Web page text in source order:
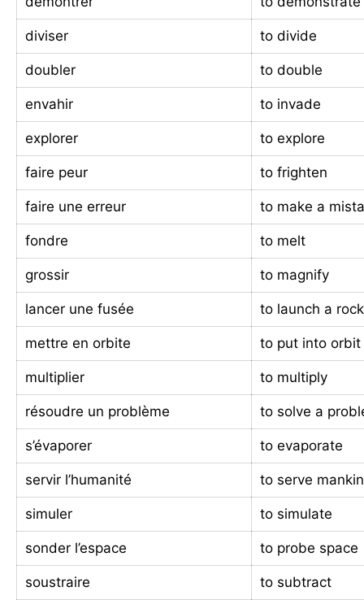
diviser to divide
doubler to double
envahir to invade
explorer to explore
faire peur to frighten
faire une erreur to make a
fondre to melt
grossir to magnify
lancer une fusée to launch a
mettre en orbite to put into orbit
multiplier to multiply
résoudre un problème to solve a
s’évaporer to evaporate
servir l’humanité to serve
simuler to simulate
sonder l’espace to probe space
soustraire to subtract